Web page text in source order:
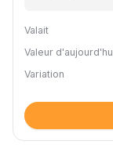
Valait
Valeur
Variation